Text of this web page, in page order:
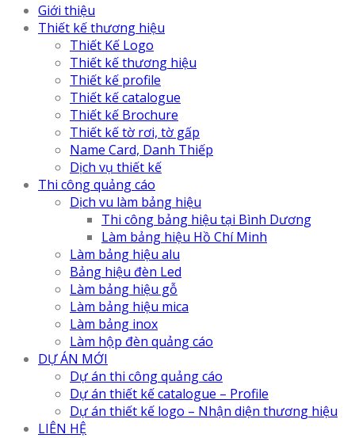
Giới thiệu
Thiết kế thương hiệu
Thiết Kế Logo
Thiết kế thương hiệu
Thiết kế profile
Thiết kế catalogue
Thiết kế Brochure
Thiết kế tờ rơi, tờ gấp
Name Card, Danh Thiếp
Dịch vụ thiết kế
Thi công quảng cáo
Dịch vu làm bảng hiệu
Thi công bảng hiệu tại Bình Dương
Làm bảng hiệu Hồ Chí Minh
Làm bảng hiệu alu
Bảng hiệu đèn Led
Làm bảng hiệu gỗ
Làm bảng hiệu mica
Làm bảng inox
Làm hộp đèn quảng cáo
DỰ ÁN MỚI
Dự án thi công quảng cáo
Dự án thiết kế catalogue – Profile
Dự án thiết kế logo – Nhận diện thương hiệu
LIÊN HỆ